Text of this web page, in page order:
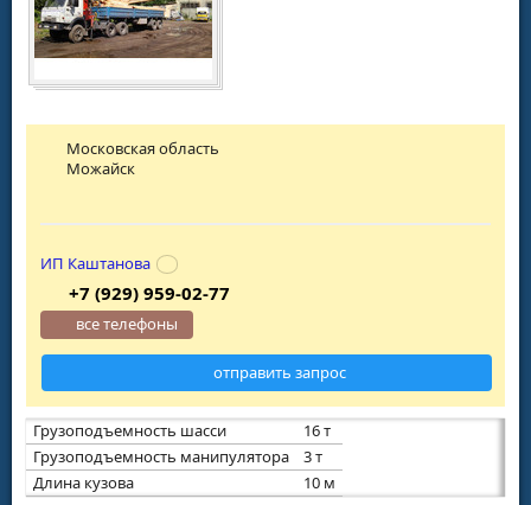
Грузоподъемность шасси
16 т
Грузоподъемность манипулятора
3 т
Длина кузова
10 м
Московская область
Можайск
ИП Каштанова
+7 (929) 959-02-77
все телефоны
отправить запрос